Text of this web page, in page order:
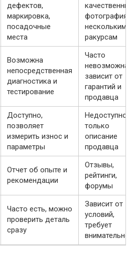
дефектов,
маркировка,
посадочные
места
качественным
фотографиям,
нескольким
ракурсам
Возможна
непосредственная
диагностика и
тестирование
Часто
невозможна,
зависит от
гарантий и
продавца
Доступно,
позволяет
измерить износ и
параметры
Недоступно,
только
описание
продавца
Отчет об опыте и
рекомендации
Отзывы,
рейтинги,
форумы
Часто есть, можно
проверить деталь
сразу
Зависит от
условий,
требует